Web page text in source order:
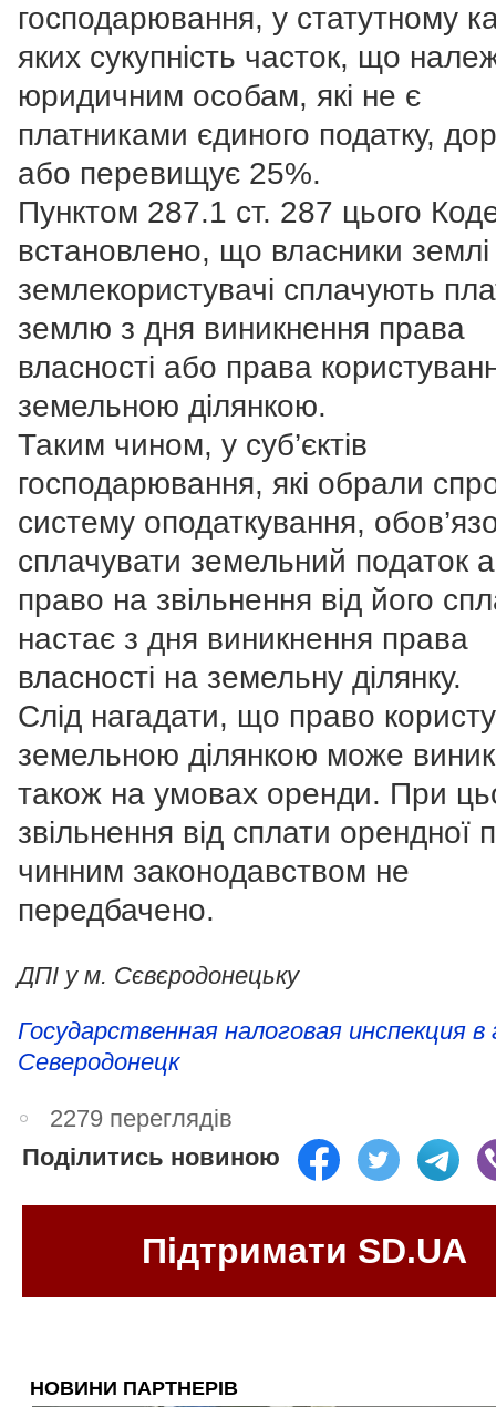
господарювання, у статутному
яких сукупність часток, що
юридичним особам, які не є
платниками єдиного податку,
або перевищує 25%.
Пунктом 287.1 ст. 287 цього
встановлено, що власники землі
землекористувачі сплачують
землю з дня виникнення права
власності або права
земельною ділянкою.
Таким чином, у суб’єктів
господарювання, які обрали
систему оподаткування,
сплачувати земельний податок
право на звільнення від його
настає з дня виникнення права
власності на земельну ділянку.
Слід нагадати, що право
земельною ділянкою може
також на умовах оренди. При
звільнення від сплати орендної
чинним законодавством не
передбачено.
ДПІ у м. Сєвєродонецьку
Государственная налоговая инспекция в
Северодонецк
2279 переглядів
Поділитись новиною
Підтримати SD.UA